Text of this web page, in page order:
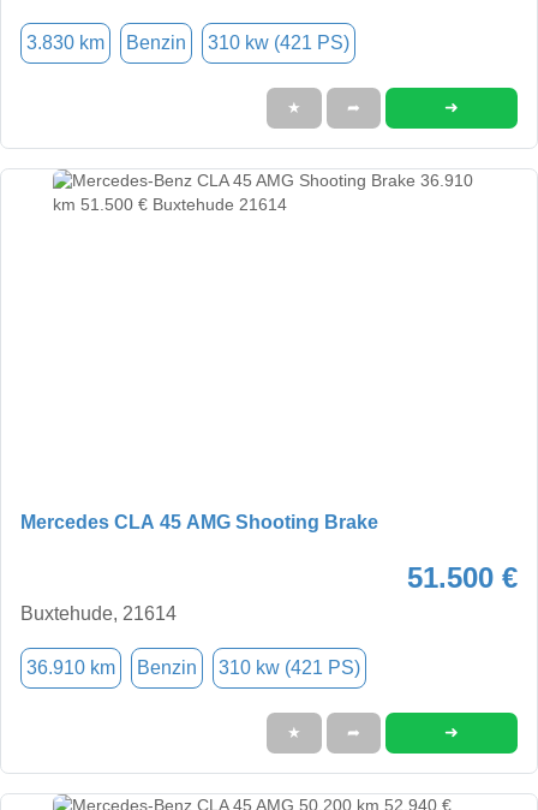
3.830 km Benzin 310 kw (421 PS)
★ ➦ ➜
Mercedes CLA 45 AMG Shooting Brake
51.500 €
Buxtehude, 21614
36.910 km Benzin 310 kw (421 PS)
★ ➦ ➜